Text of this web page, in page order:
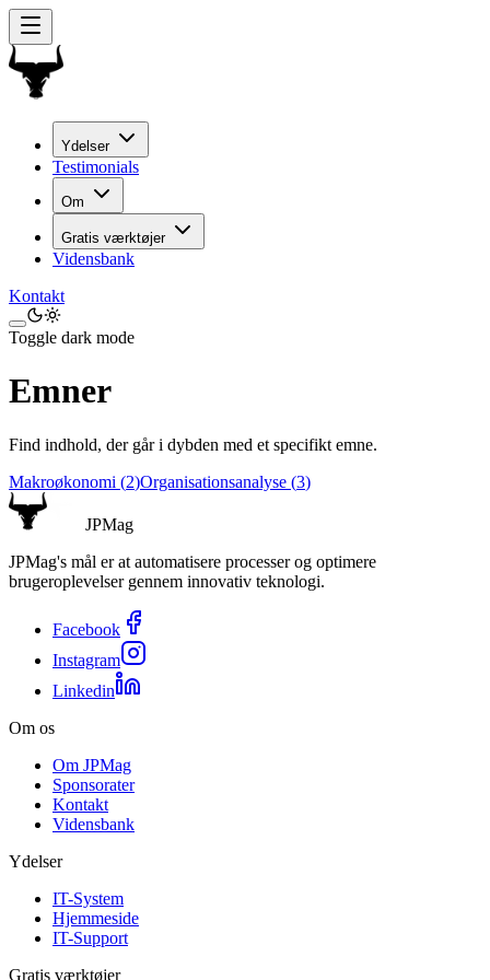
Ydelser
Testimonials
Om
Gratis værktøjer
Vidensbank
Kontakt
Toggle dark mode
Emner
Find indhold, der går i dybden med et specifikt emne.
Makroøkonomi (2)Organisationsanalyse (3)
JPMag
JPMag's mål er at automatisere processer og optimere
brugeroplevelser gennem innovativ teknologi.
Facebook
Instagram
Linkedin
Om os
Om JPMag
Sponsorater
Kontakt
Vidensbank
Ydelser
IT-System
Hjemmeside
IT-Support
Gratis værktøjer